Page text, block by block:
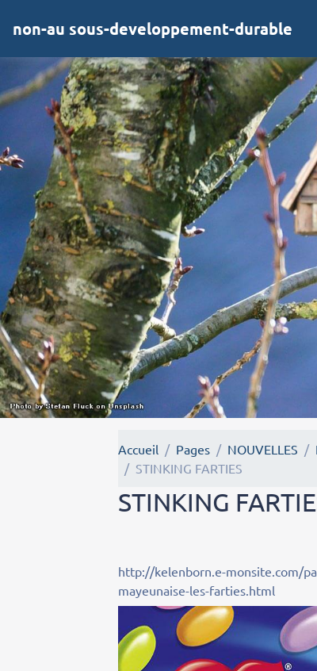
non-au sous-developpement-durable
Accueil Pages NOUVELLES
STINKING FARTIES
STINKING
http://kelenborn.e-monsite.com/
mayeunaise-les-farties.html